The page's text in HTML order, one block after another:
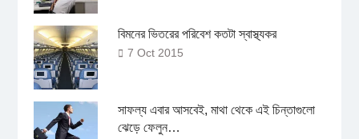
বিমনের ভিতরের পরিবেশ কতটা স্বাস্থ্যকর
7 Oct 2015
সাফল্য এবার আসবেই, মাথা থেকে এই চিন্তাগুলো
ঝেড়ে ফেলুন…